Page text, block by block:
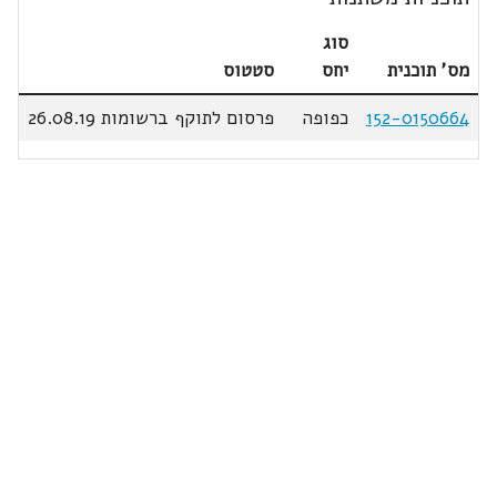
מס' תוכנית
סוג
יחס
סטטוס
152-0150664
כפופה פרסום לתוקף ברשומות 26.08.19